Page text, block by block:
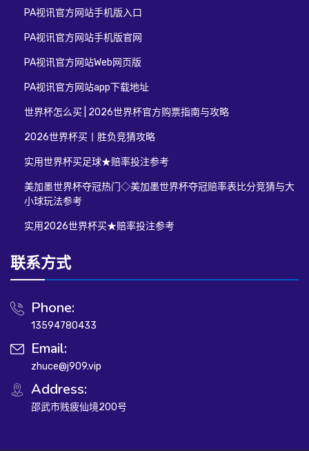
PA视讯官方网站手机版入口
PA视讯官方网站手机版官网
PA视讯官方网站Web网页版
PA视讯官方网站app下载地址
世界杯怎么买 | 2026世界杯官方购票指南与攻略
2026世界杯买丨胜负竞猜攻略
实用世界杯买足球★赔率投注参考
美加墨世界杯夺冠热门◇美加墨世界杯夺冠赔率表比分竞猜与大
小球玩法参考
实用2026世界杯买★赔率投注参考
联系方式
Phone:
13594780433
Email:
zhuce@j909.vip
Address:
邵武市贱疲仙境200号